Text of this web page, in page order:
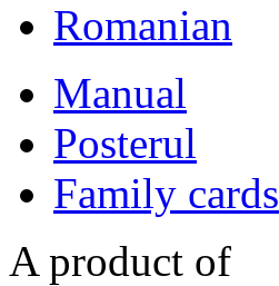
Romanian
Manual
Posterul
Family cards
A product of